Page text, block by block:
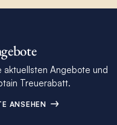
aktuellsten Angebote und
Treuerabatt.
ANSEHEN